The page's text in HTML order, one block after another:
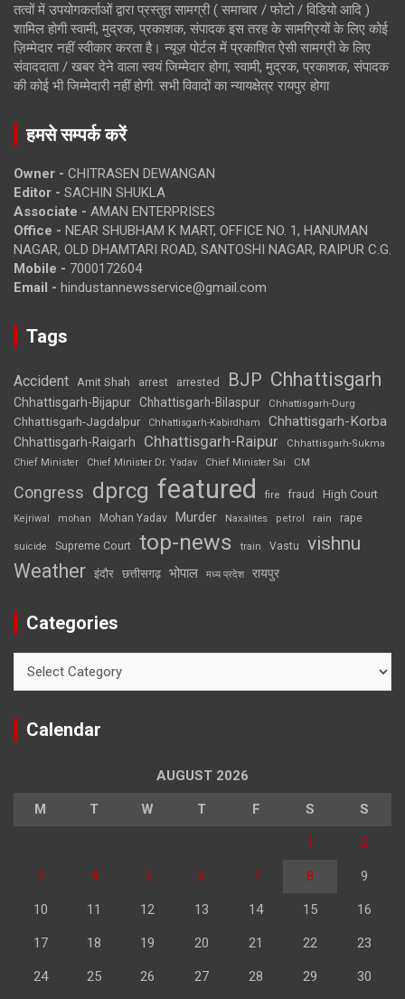
तत्वों में उपयोगकर्ताओं द्वारा प्रस्तुत सामग्री ( समाचार / फोटो / विडियो आदि )
शामिल होगी स्वामी, मुद्रक, प्रकाशक, संपादक इस तरह के सामग्रियों के लिए कोई
ज़िम्मेदार नहीं स्वीकार करता है। न्यूज़ पोर्टल में प्रकाशित ऐसी सामग्री के लिए
संवाददाता / खबर देने वाला स्वयं जिम्मेदार होगा, स्वामी, मुद्रक, प्रकाशक, संपादक
की कोई भी जिम्मेदारी नहीं होगी. सभी विवादों का न्यायक्षेत्र रायपुर होगा
हमसे सम्पर्क करें
Owner - CHITRASEN DEWANGAN
Editor - SACHIN SHUKLA
Associate - AMAN ENTERPRISES
Office - NEAR SHUBHAM K MART, OFFICE NO. 1, HANUMAN
NAGAR, OLD DHAMTARI ROAD, SANTOSHI NAGAR, RAIPUR C.G.
Mobile - 7000172604
Email - hindustannewsservice@gmail.com
Tags
Accident Amit Shah arrest arrested BJP Chhattisgarh
Chhattisgarh-Bijapur Chhattisgarh-Bilaspur Chhattisgarh-Durg
Chhattisgarh-Jagdalpur Chhattisgarh-Kabirdham Chhattisgarh-Korba
Chhattisgarh-Raigarh Chhattisgarh-Raipur
Chhattisgarh-Sukma
Chief Minister
Chief Minister Dr. Yadav Chief Minister Sai CM
Congress dprcg featured fire fraud High Court
Kejriwal mohan Mohan Yadav Murder Naxalites petrol rain rape
suicide Supreme Court top-news train Vastu vishnu
Weather इंदौर छत्तीसगढ़ भोपाल मध्य प्रदेश रायपुर
Categories
Calendar
AUGUST 2026
M T W T F S S
1 2
3 4 5 6 7 8 9
10 11 12 13 14 15 16
17 18 19 20 21 22 23
24 25 26 27 28 29 30